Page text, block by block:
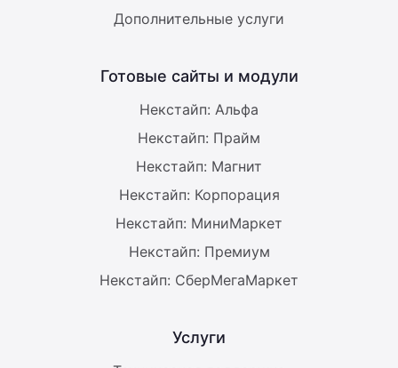
Дополнительные услуги
Готовые сайты и модули
Некстайп: Альфа
Некстайп: Прайм
Некстайп: Магнит
Некстайп: Корпорация
Некстайп: МиниМаркет
Некстайп: Премиум
Некстайп: СберМегаМаркет
Услуги